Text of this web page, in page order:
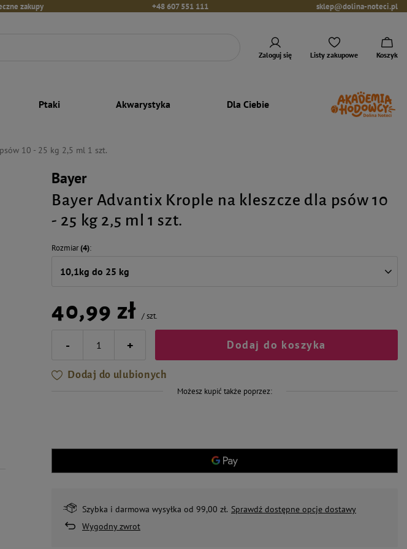
zakupy +48 607 551 111 sklep@dolina-noteci.pl
Zaloguj się Listy zakupowe Koszyk
Ptaki Akwarystyka Dla Ciebie
10 - 25 kg 2,5 ml 1 szt.
Bayer
Bayer Advantix Krople na kleszcze dla psów 10
- 25 kg 2,5 ml 1 szt.
Rozmiar(4)
10,1kg do 25 kg
40,99 zł /szt.
- + Dodaj do koszyka
Dodaj do ulubionych
Możesz kupić także poprzez:
Szybka i darmowa wysyłka od 99,00 zł. Sprawdź dostępne opcje dostawy
Wygodny zwrot